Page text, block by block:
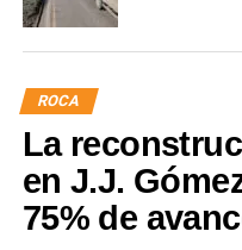
ROCA
La
en J.J.
75% de